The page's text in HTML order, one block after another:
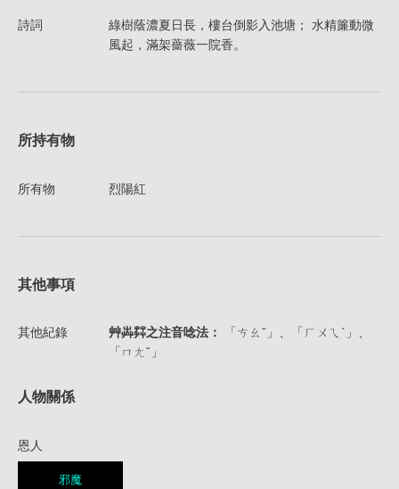
詩詞
綠樹蔭濃夏日長，樓台倒影入池塘； 水精簾動微
風起，滿架薔薇一院香。
所持有物
所有物 烈陽紅
其他事項
其他紀錄 艸芔茻之注音唸法：
「ㄘㄠˇ」、「ㄏㄨㄟˋ」、
「ㄇㄤˇ」
人物關係
恩人
邪魔